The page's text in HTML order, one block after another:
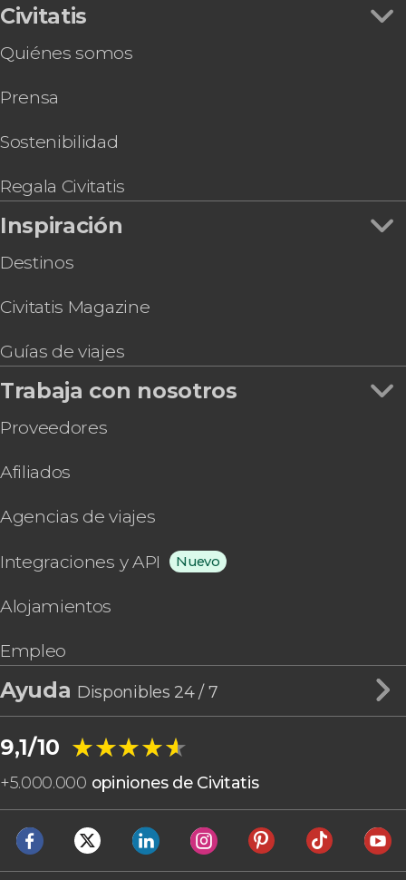
Civitatis
Quiénes somos
Prensa
Sostenibilidad
Regala Civitatis
Inspiración
Destinos
Civitatis Magazine
Guías de viajes
Trabaja con nosotros
Proveedores
Afiliados
Agencias de viajes
Integraciones y API Nuevo
Alojamientos
Empleo
Ayuda Disponibles 24 / 7
9,1/10 ★★★★★
★★★★★
+5.000.000 opiniones de Civitatis